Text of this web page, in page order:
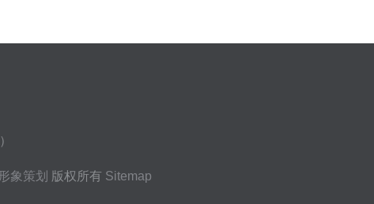
象策划 版权所有 Sitemap